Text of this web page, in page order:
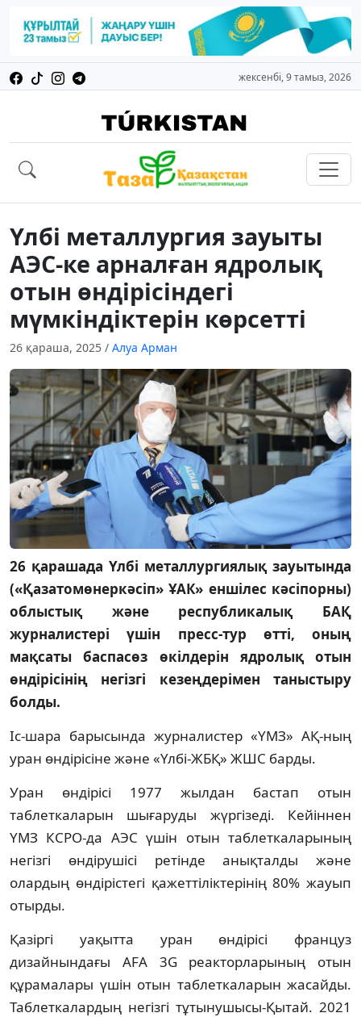
жексенбі, 9 тамыз, 2026
Үлбі металлургия зауыты
АЭС-ке арналған ядролық
отын өндірісіндегі
мүмкіндіктерін көрсетті
26 қараша, 2025 / Алуа Арман
26 қарашада Үлбі металлургиялық зауытында
(«Қазатомөнеркәсіп» ҰАК» еншілес кәсіпорны)
облыстық және республикалық БАҚ
журналистері үшін пресс-тур өтті, оның
мақсаты баспасөз өкілдерін ядролық отын
өндірісінің негізгі кезеңдерімен таныстыру
болды.
Іс-шара барысында журналистер «ҮМЗ» АҚ-ның
уран өндірісіне және «Үлбі-ЖБҚ» ЖШС барды.
Уран өндірісі 1977 жылдан бастап отын
таблеткаларын шығаруды жүргізеді. Кейіннен
ҮМЗ КСРО-да АЭС үшін отын таблеткаларының
негізгі өндірушісі ретінде анықталды және
олардың өндірістегі қажеттіліктерінің 80% жауып
отырды.
Қазіргі уақытта уран өндірісі француз
дизайнындағы AFA 3G реакторларының отын
құрамалары үшін отын таблеткаларын жасайды.
Таблеткалардың негізгі тұтынушысы-Қытай. 2021